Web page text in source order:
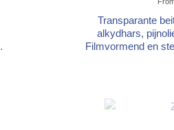
Transparante
alkydhars,
Filmvormend en
Type →
Droging →